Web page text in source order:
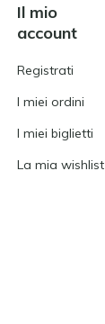
Il mio
account
Registrati
I miei ordini
I miei biglietti
La mia wishlist